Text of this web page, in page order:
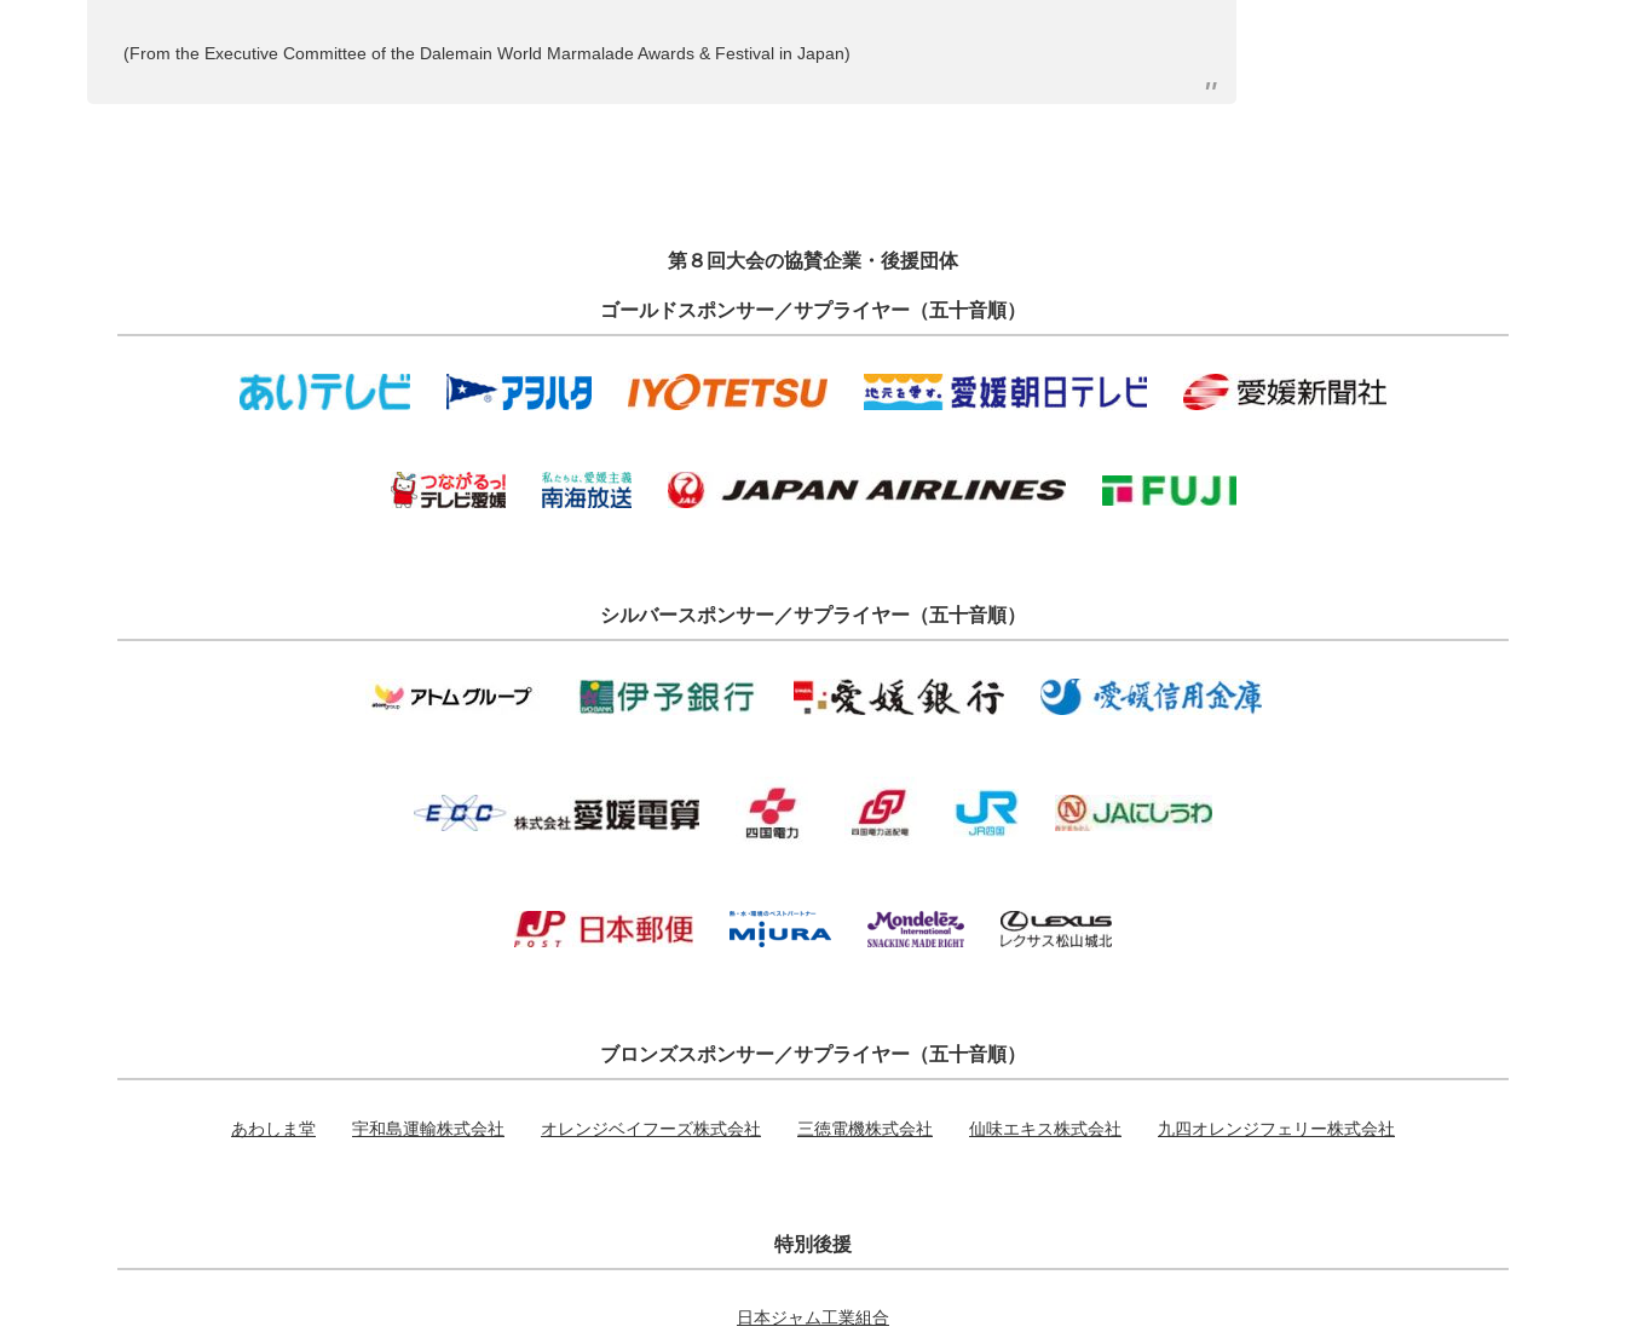
(From the Executive Committee of the Dalemain World Marmalade Awards & Festival in Japan)
第８回大会の協賛企業・後援団体
ゴールドスポンサー／サプライヤー（五十音順）
シルバースポンサー／サプライヤー（五十音順）
ブロンズスポンサー／サプライヤー（五十音順）
あわしま堂 宇和島運輸株式会社 オレンジベイフーズ株式会社 三徳電機株式会社 仙味エキス株式会社 九四オレンジフェリー株式会社
特別後援
日本ジャム工業組合